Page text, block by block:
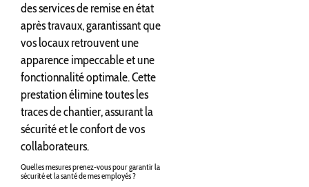
des services de remise en état
après travaux, garantissant que
vos locaux retrouvent une
apparence impeccable et une
fonctionnalité optimale. Cette
prestation élimine toutes les
traces de chantier, assurant la
sécurité et le confort de vos
collaborateurs.
Quelles mesures prenez-vous pour garantir la
sécurité et la santé de mes employés ?